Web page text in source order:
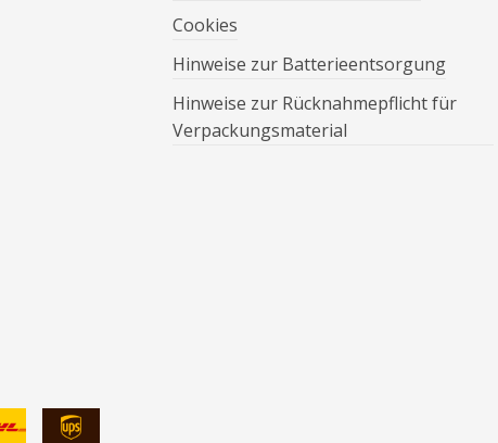
Cookies
Hinweise zur Batterieentsorgung
Hinweise zur Rücknahmepflicht für
Verpackungsmaterial